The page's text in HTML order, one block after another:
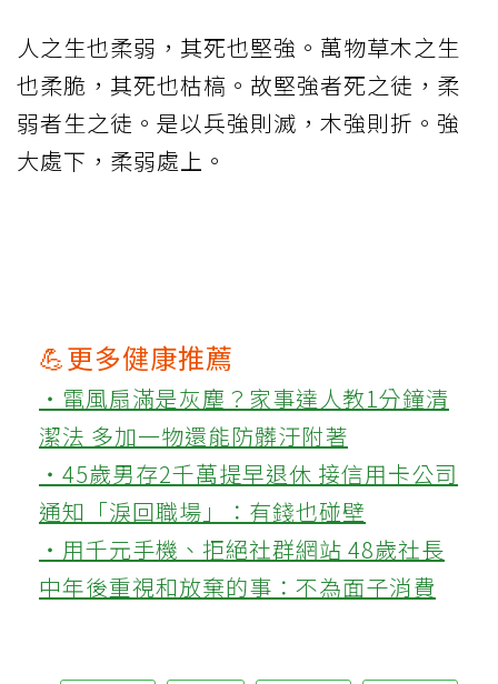
人之生也柔弱，其死也堅強。萬物草木之生
也柔脆，其死也枯槁。故堅強者死之徒，柔
弱者生之徒。是以兵強則滅，木強則折。強
大處下，柔弱處上。
💪更多健康推薦
‧電風扇滿是灰塵？家事達人教1分鐘清
潔法 多加一物還能防髒汙附著
‧45歲男存2千萬提早退休 接信用卡公司
通知「淚回職場」：有錢也碰壁
‧用千元手機、拒絕社群網站 48歲社長
中年後重視和放棄的事：不為面子消費